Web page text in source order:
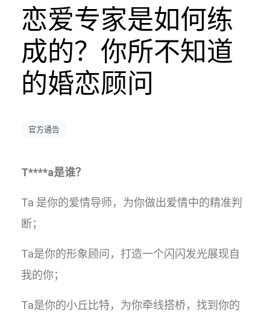
恋爱专家是如何练
成的？你所不知道
的婚恋顾问
官方通告
T****a是谁？
Ta 是你的爱情导师，为你做出爱情中的精准判
断；
Ta是你的形象顾问，打造一个闪闪发光展现自
我的你；
Ta是你的小丘比特，为你牵线搭桥，找到你的